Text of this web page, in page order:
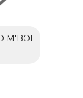
M'BOI